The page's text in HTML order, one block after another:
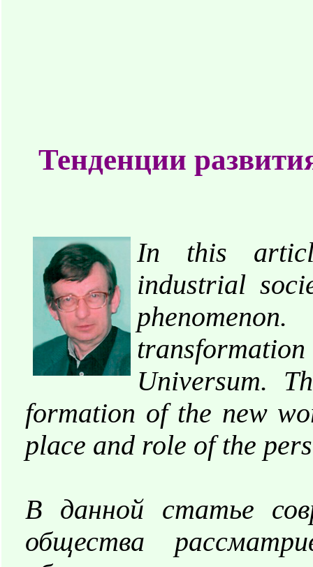
Тенденции
In this
industrial
Universum.
formation of the new
place and role of the
В данной статье
общества